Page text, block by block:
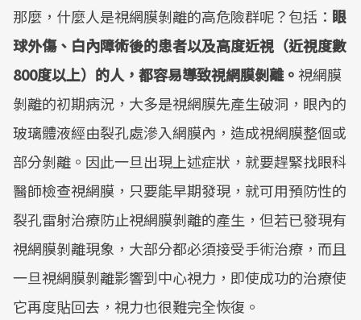
那麼，什麼人是視網膜剝離的高危險群呢？包括： 眼
球外傷、白內障術後的患者以及高度近視（近視度數
800度以上）的人，都容易導致視網膜剝離。視網膜
剝離的初期病況，大多是視網膜先產生破洞，眼內的
玻璃體液經由裂孔處滲入網膜內，造成視網膜整個或
部分剝離。因此一旦出現上述症狀，就要趕緊找眼科
醫師檢查視網膜，只要能早期發現，就可用預防性的
裂孔雷射治療防止視網膜剝離的產生，但若已發現有
視網膜剝離現象，大部分都必須接受手術治療，而且
一旦視網膜剝離影響到中心視力，即使成功的治療使
它再度貼回去，視力也很難完全恢復。